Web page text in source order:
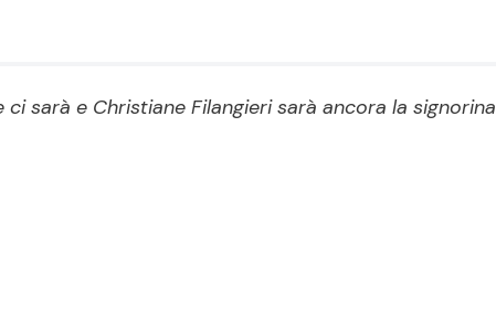
Le Ricette in TV
sarà e Christiane Filangieri sarà ancora la signorina